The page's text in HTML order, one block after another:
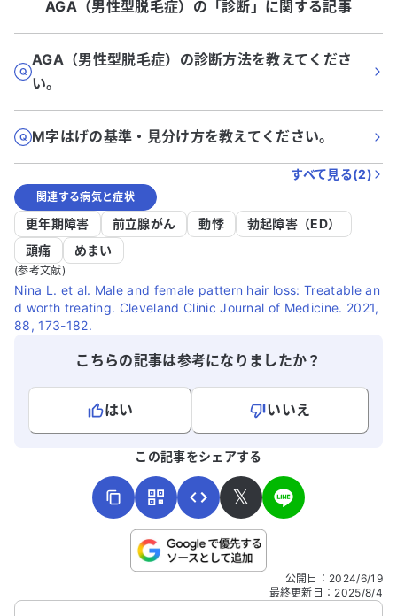
AGA（男性型脱毛症） の「診断 」に関する記事
AGA（男性型脱毛症）の診断方法を教えてくださ
い。
M字はげの基準・見分け方を教えてください。
すべて見る(2)
関連する病気と症状
更年期障害 前立腺がん 動悸
勃起障害（ED）
頭痛
めまい
(参考文献)
Nina L. et al. Male and female pattern hair loss: Treatable an
d worth treating. Cleveland Clinic Journal of Medicine. 2021,
88, 173-182.
こちらの記事は参考になりましたか？
はい
いいえ
こちらは送信専用のフォームです。氏名やご自身の病気の詳細な
この記事をシェアする
𝕏
公開日 ： 2024/6/19
最終更新日 ： 2025/8/4